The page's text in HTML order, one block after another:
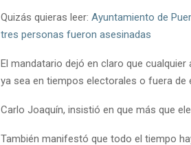
Quizás quieras leer: Ayuntamiento de
tres personas fueron asesinadas
El mandatario dejó en claro que
ya sea en tiempos electorales o fuera de
Carlo Joaquín, insistió en que más que
También manifestó que todo el tiempo